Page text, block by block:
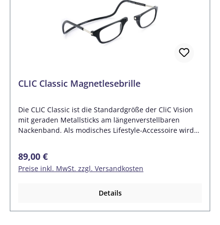
CLIC Classic Magnetlesebrille
Die CLIC Classic ist die Standardgröße der CliC Vision
mit geraden Metallsticks am längenverstellbaren
Nackenband. Als modisches Lifestyle-Accessoire wird
zusammengeklickt. Mittelteil und Nackenband sind aus
Polycarbonat und daher sehr flexibel. Das Besondere
Neodymium-Magneten enthalten, mit welchem sich die
öffnen lässt. Dabei verbinden oder trennen sich die
Regulärer Preis:
89,00 €
Preise inkl. MwSt. zzgl. Versandkosten
Details